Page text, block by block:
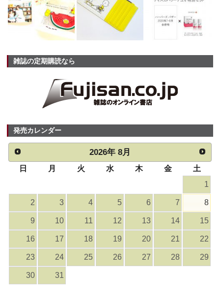
雑誌の定期購読なら
発売カレンダー
2026年 8月
日 月 火 水 木 金
土
1
2 3 4 5 6 7 8
9 10 11 12 13 14 15
16 17 18 19 20 21 22
23 24 25 26 27 28 29
30 31